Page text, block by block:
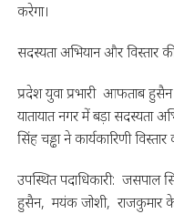
करेगा।
सदस्यता अभियान और विस्तार
प्रदेश युवा प्रभारी आफताब
यातायात नगर में बड़ा सदस्यता
सिंह चड्ढा ने कार्यकारिणी
उपस्थित पदाधिकारी:
हुसैन, मयंक जोशी, राजकुमार